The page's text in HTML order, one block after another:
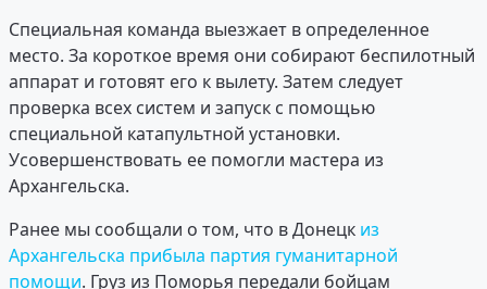
Специальная команда выезжает в определенное
место. За короткое время они собирают беспилотный
аппарат и готовят его к вылету. Затем следует
проверка всех систем и запуск с помощью
специальной катапультной установки.
Усовершенствовать ее помогли мастера из
Архангельска.
Ранее мы сообщали о том, что в Донецк из
Архангельска прибыла партия гуманитарной
помощи. Груз из Поморья передали бойцам